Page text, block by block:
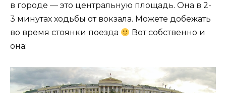
в городе — это центральную площадь. Она в 2-
3 минутах ходьбы от вокзала. Можете добежать
во время стоянки поезда
Вот собственно и
она: